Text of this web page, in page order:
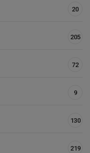
20
205
72
9
130
219